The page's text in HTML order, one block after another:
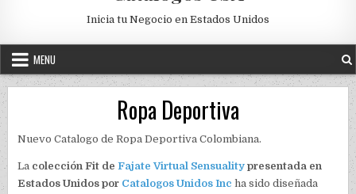
Inicia tu Negocio en Estados Unidos
MENU
Ropa Deportiva
Nuevo Catalogo de Ropa Deportiva Colombiana.
La colección Fit deFajate Virtual Sensuality presentada en
Estados Unidos por Catalogos Unidos Inc ha sido diseñada